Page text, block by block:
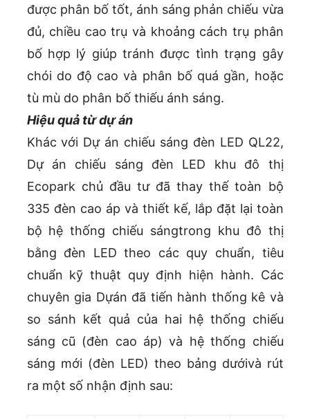
được phân bố tốt, ánh sáng phản chiếu vừa
đủ, chiều cao trụ và khoảng cách trụ phân
bố hợp lý giúp tránh được tình trạng gây
chói do độ cao và phân bố quá gần, hoặc
tù mù do phân bố thiếu ánh sáng.
Hiệu quả từ dự án
Khác với Dự án chiếu sáng đèn LED QL22,
Dự án chiếu sáng đèn LED khu đô thị
Ecopark chủ đầu tư đã thay thế toàn bộ
335 đèn cao áp và thiết kế, lắp đặt lại toàn
bộ hệ thống chiếu sángtrong khu đô thị
bằng đèn LED theo các quy chuẩn, tiêu
chuẩn kỹ thuật quy định hiện hành. Các
chuyên gia Dựán đã tiến hành thống kê và
so sánh kết quả của hai hệ thống chiếu
sáng cũ (đèn cao áp) và hệ thống chiếu
sáng mới (đèn LED) theo bảng dướivà rút
ra một số nhận định sau: